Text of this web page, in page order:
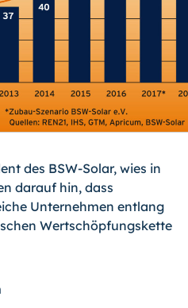
des BSW-Solar, wies in
darauf hin, dass
Unternehmen entlang
Wertschöpfungskette